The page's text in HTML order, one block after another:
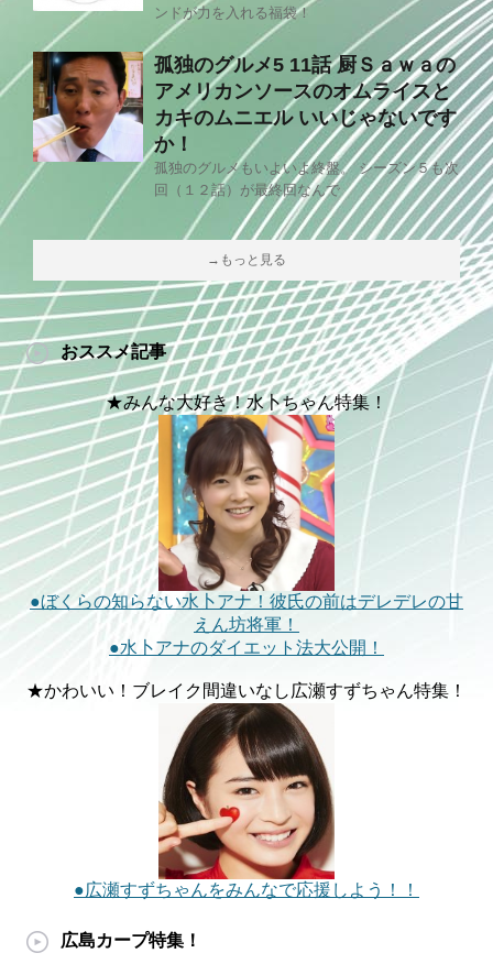
ンドが力を入れる福袋！
孤独のグルメ5 11話 厨Ｓａｗａの
アメリカンソースのオムライスと
カキのムニエル いいじゃないです
か！
孤独のグルメもいよいよ終盤。 シーズン５も次
回（１２話）が最終回なんで
→もっと見る
おススメ記事
★みんな大好き！水卜ちゃん特集！
●ぼくらの知らない水卜アナ！彼氏の前はデレデレの甘
えん坊将軍！
●水卜アナのダイエット法大公開！
★かわいい！ブレイク間違いなし広瀬すずちゃん特集！
●広瀬すずちゃんをみんなで応援しよう！！
広島カープ特集！